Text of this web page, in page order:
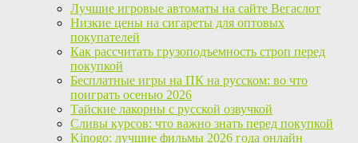
Лучшие игровые автоматы на сайте Вегаслот
Низкие цены на сигареты для оптовых
покупателей
Как рассчитать грузоподъемность строп перед
покупкой
Бесплатные игры на ПК на русском: во что
поиграть осенью 2026
Тайские лакорны с русской озвучкой
Сливы курсов: что важно знать перед покупкой
Kinogo: лучшие фильмы 2026 года онлайн